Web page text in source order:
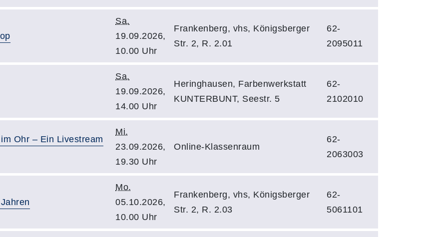
Sa.
19.09.2026,
10.00 Uhr
Frankenberg, vhs, Königsberger
Str. 2, R. 2.01
62-
2095011
Sa.
19.09.2026,
14.00 Uhr
Heringhausen, Farbenwerkstatt
KUNTERBUNT, Seestr. 5
62-
2102010
Ohr – Ein Livestream
Mi.
23.09.2026,
19.30 Uhr
Online-Klassenraum
62-
2063003
Mo.
05.10.2026,
10.00 Uhr
Frankenberg, vhs, Königsberger
Str. 2, R. 2.03
62-
5061101